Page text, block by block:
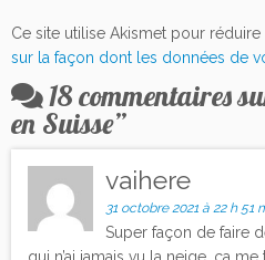
Ce site utilise Akismet pour réduire
sur la façon dont les données de
18 commentaires
en Suisse”
vaihere
31 octobre 2021 à 22 h 51
Super façon de faire
qui n’ai jamais vu la neige, ça